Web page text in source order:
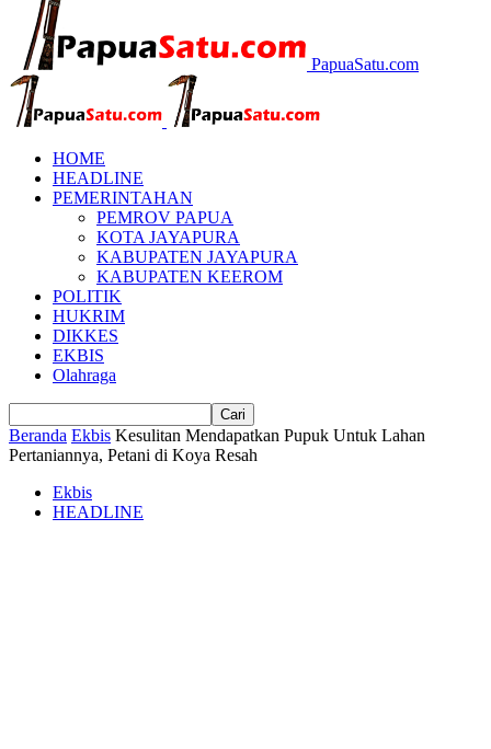
PapuaSatu.com
HOME
HEADLINE
PEMERINTAHAN
PEMROV PAPUA
KOTA JAYAPURA
KABUPATEN JAYAPURA
KABUPATEN KEEROM
POLITIK
HUKRIM
DIKKES
EKBIS
Olahraga
Beranda Ekbis Kesulitan Mendapatkan Pupuk Untuk Lahan
Pertaniannya, Petani di Koya Resah
Ekbis
HEADLINE